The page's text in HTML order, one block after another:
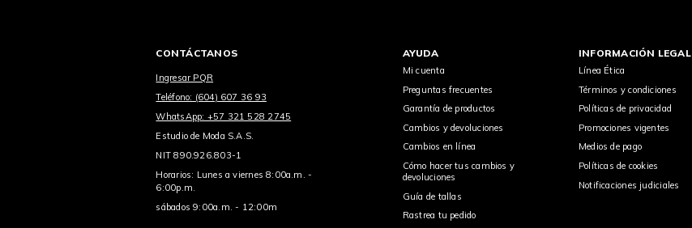
CONTÁCTANOS
Ingresar PQR
Teléfono: (604) 607 36 93
WhatsApp: +57 321 528 2745
Estudio de Moda S.A.S.
NIT 890.926.803-1
Horarios: Lunes a viernes 8:00a.m. -
6:00p.m.
sábados 9:00a.m. - 12:00m
AYUDA
Mi cuenta
Preguntas frecuentes
Garantía de productos
Cambios y devoluciones
Cambios en línea
Cómo hacer tus cambios y
devoluciones
Guía de tallas
Rastrea tu pedido
INFORMACIÓN LEGAL
Línea Ética
Términos y condiciones
Políticas de privacidad
Promociones vigentes
Medios de pago
Políticas de cookies
Notificaciones judiciales